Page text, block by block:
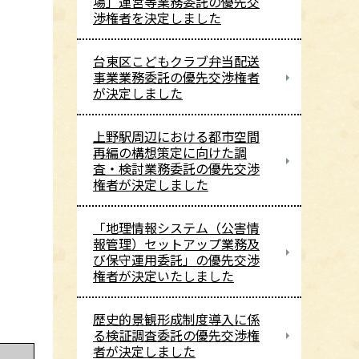
渉権者を決定しました
台東区こどもクラブ弁当配送
事業業務委託の優先交渉権者
が決定しました
上野駅周辺における都市空間
再編の構想策定に向けた調
査・検討業務委託の優先交渉
権者が決定しました
「地理情報システム（公害情
報管理）セットアップ業務及
び保守運用委託」の優先交渉
権者が決定いたしました
歴史的景観形成制度導入に係
る検証調査委託の優先交渉権
者が決定しました